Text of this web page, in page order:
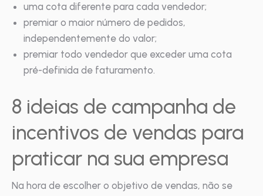
uma cota diferente para cada vendedor;
premiar o maior número de pedidos,
independentemente do valor;
premiar todo vendedor que exceder uma cota
pré-definida de faturamento.
8 ideias de campanha de
incentivos de vendas para
praticar na sua empresa
Na hora de escolher o objetivo de vendas, não se